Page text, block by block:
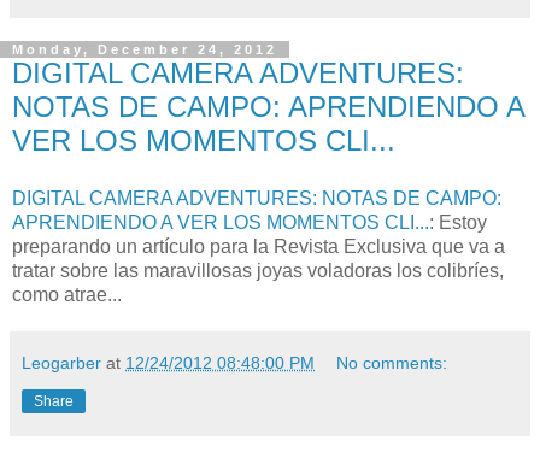
Monday, December 24, 2012
DIGITAL CAMERA ADVENTURES:
NOTAS DE CAMPO: APRENDIENDO A
VER LOS MOMENTOS CLI...
DIGITAL CAMERA ADVENTURES: NOTAS DE CAMPO:
APRENDIENDO A VER LOS MOMENTOS CLI...: Estoy
preparando un artículo para la Revista Exclusiva que va a
tratar sobre las maravillosas joyas voladoras los colibríes,
como atrae...
Leogarber at 12/24/2012 08:48:00 PM No comments:
Share